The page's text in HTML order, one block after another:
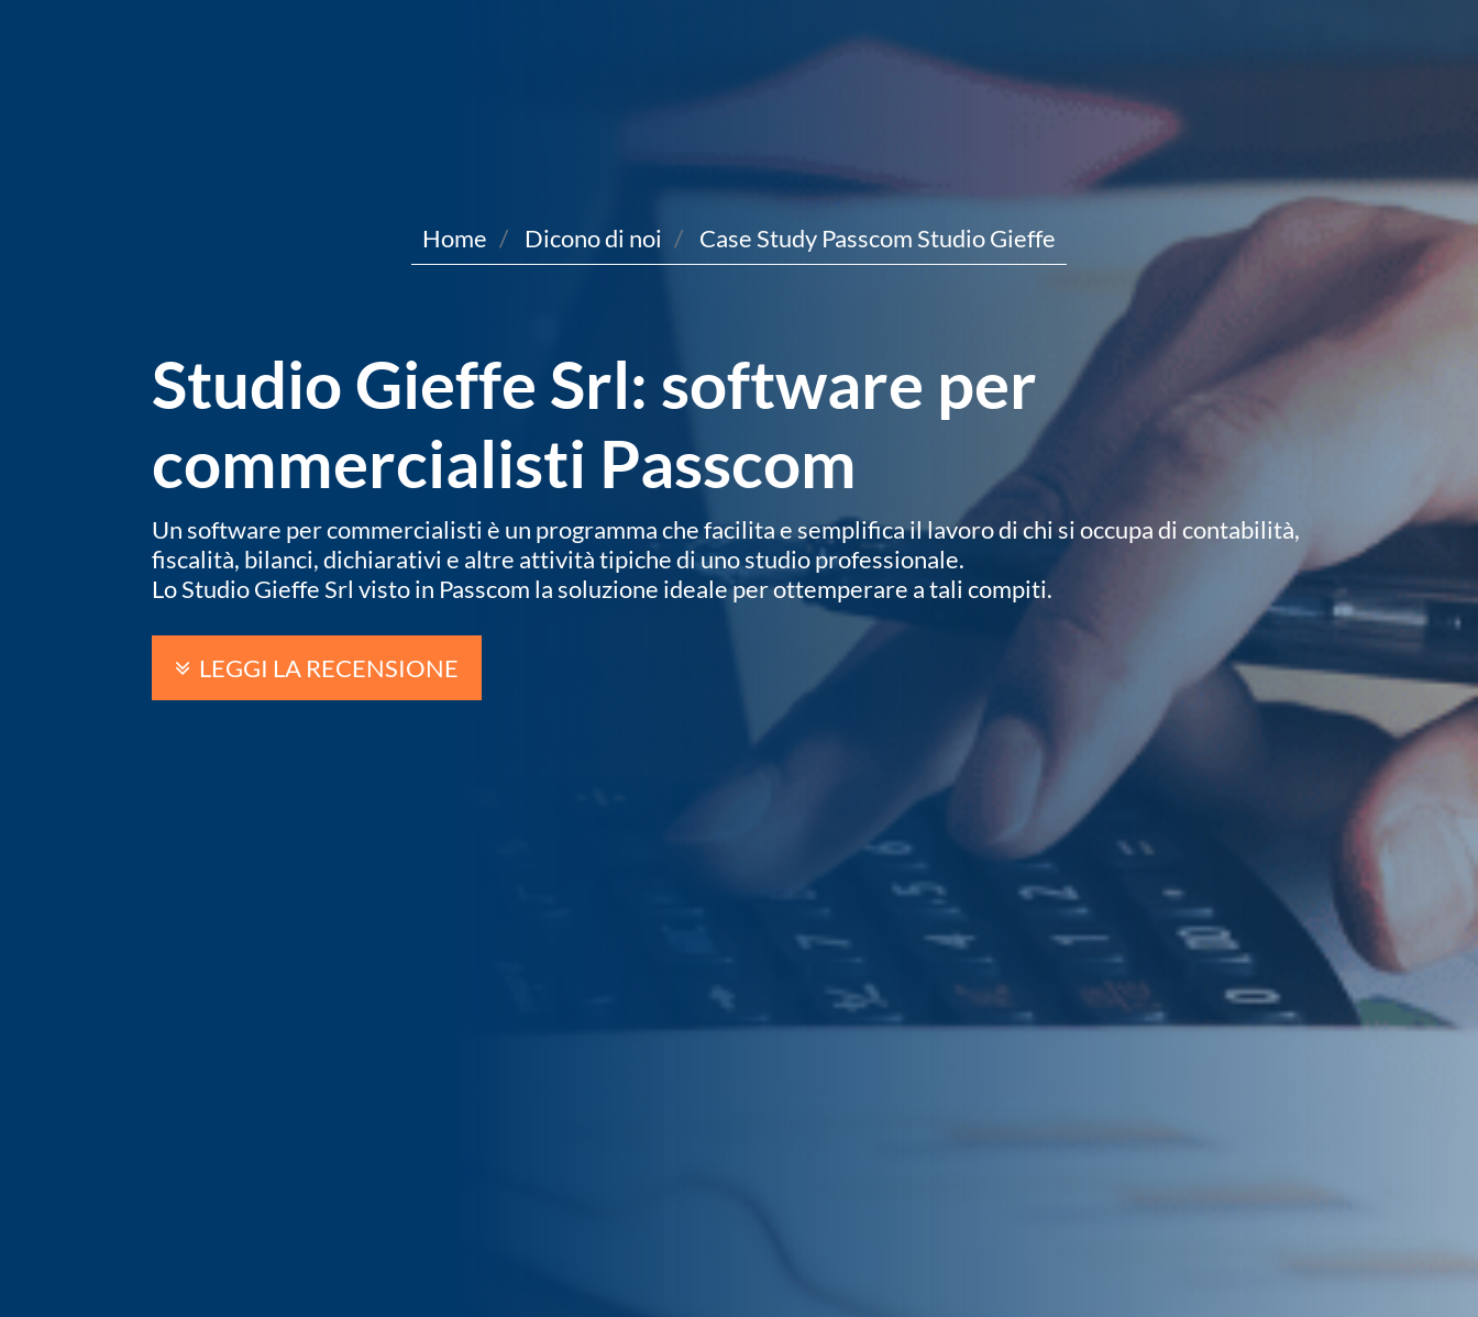
Home Dicono di noi Case Study Passcom Studio Gieffe
Studio Gieffe Srl: software per
commercialisti Passcom
Un software per commercialisti è un programma che facilita e semplifica il lavoro di chi si occupa di contabilità,
fiscalità, bilanci, dichiarativi e altre attività tipiche di uno studio professionale.
Lo Studio Gieffe Srl visto in Passcom la soluzione ideale per ottemperare a tali compiti.
LEGGI LA RECENSIONE